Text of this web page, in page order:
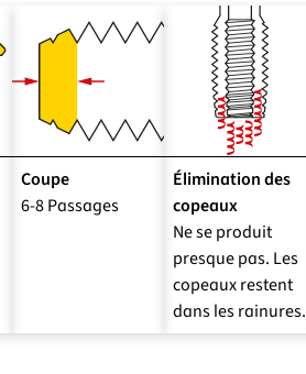
Coupe
6-8 Passages
Élimination des
copeaux
Ne se produit
presque pas. Les
copeaux restent
dans les rainures.